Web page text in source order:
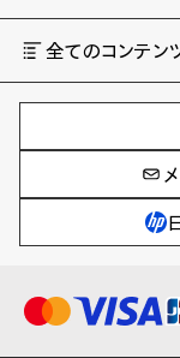
全てのコンテン
AIの進化と活用事例
製品トレンド & レ
サイバーセキュリテ
教育とテクノロジー
ハイブリッドワーク
プリンター